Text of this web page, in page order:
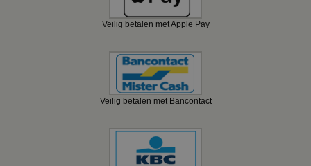
Veilig betalen met Apple Pay
Veilig betalen met Bancontact